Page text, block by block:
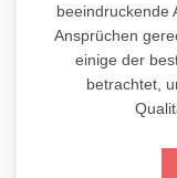
beeindruckende
Ansprüchen
einige der
betrachtet,